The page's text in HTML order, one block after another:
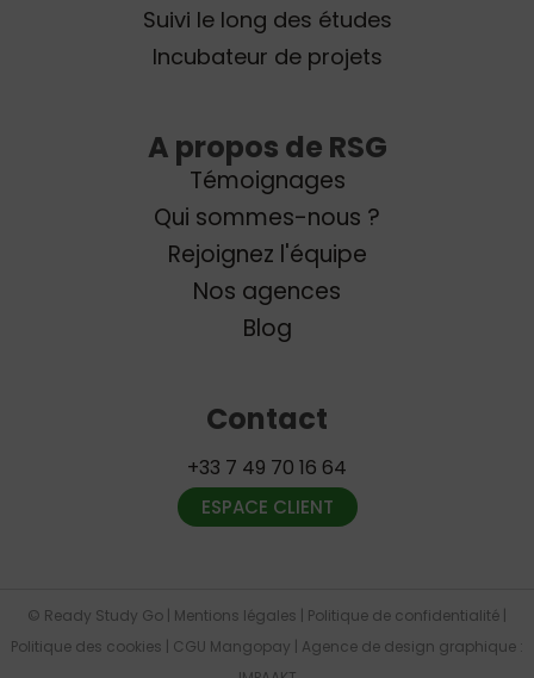
Suivi le long des études
Incubateur de projets
A propos de RSG
Témoignages
Qui sommes-nous ?
Rejoignez l'équipe
Nos agences
Blog
Contact
+33 7 49 70 16 64
ESPACE CLIENT
© Ready Study Go | Mentions légales Politique de confidentialité
Politique des cookies
CGU Mangopay Agence de design graphique :